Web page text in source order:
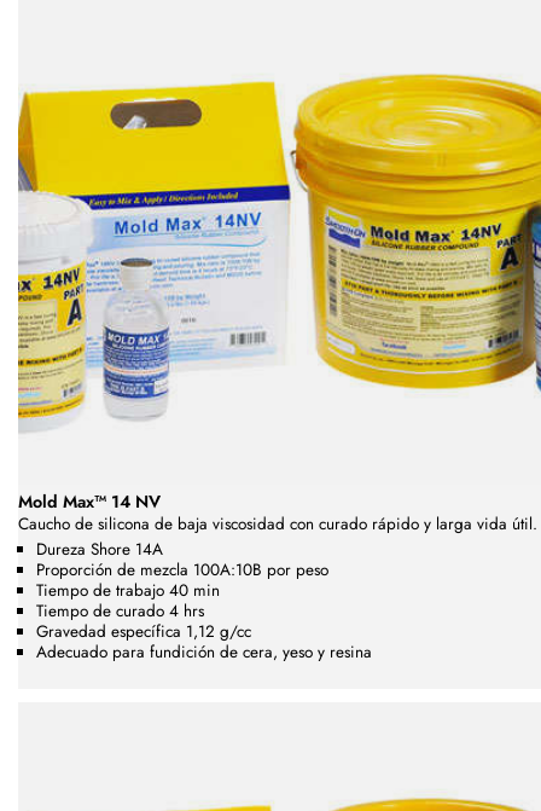
Mold Max™ 14 NV
Caucho de silicona de baja viscosidad con curado rápido y larga vida útil.
Dureza Shore 14A
Proporción de mezcla 100A:10B por peso
Tiempo de trabajo 40 min
Tiempo de curado 4 hrs
Gravedad específica 1,12 g/cc
Adecuado para fundición de cera, yeso y resina